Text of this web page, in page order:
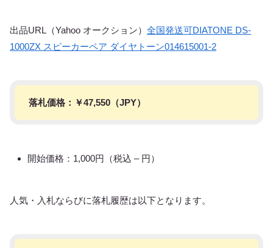
出品URL（Yahoo オークション） 全国発送可DIATONE DS-
1000ZX スピーカーペア ダイヤトーン014615001-2
落札価格：￥47,550（JPY）
開始価格：1,000円（税込 – 円）
人気・入札ならびに落札履歴は以下となります。